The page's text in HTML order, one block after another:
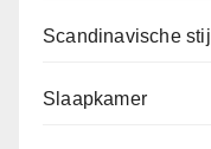
Scandinavische stijl
Slaapkamer